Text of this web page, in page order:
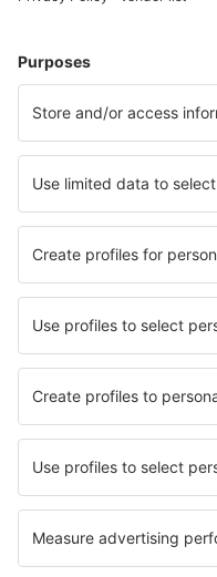
Cazare în Toronto
Cazare în Edmonton (AB)
Cazare în Grande Prairie
Cazare în Oro-Medonte
Cele mai bune locuri de
Cazare în Gournes
Cazare în Skala Kallirachis
Cazare în Jois Cazare
Cazare în Rogliano
Cele mai bune locuri de